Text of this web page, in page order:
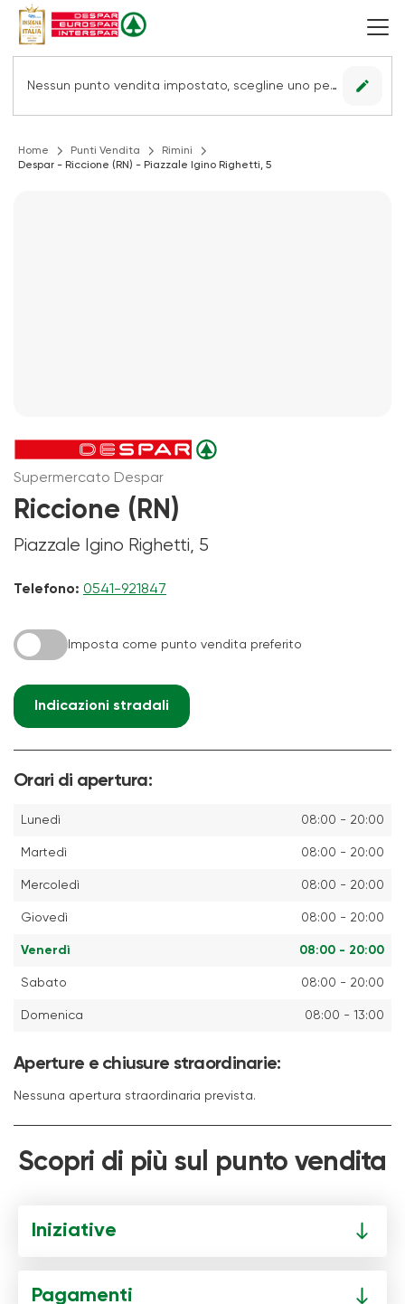
Nessun punto vendita impostato, scegline uno per vedere le offerte. edit
Home Punti Vendita
Rimini
Despar - Riccione (RN) - Piazzale Igino Righetti, 5
Supermercato Despar
Riccione (RN)
Piazzale Igino Righetti, 5
Telefono: 0541-921847
Imposta come punto vendita preferito
Indicazioni stradali
Orari di apertura:
Lunedì 08:00 - 20:00
Martedì 08:00 - 20:00
Mercoledì 08:00 - 20:00
Giovedì 08:00 - 20:00
Venerdì 08:00 - 20:00
Sabato 08:00 - 20:00
Domenica 08:00 - 13:00
Aperture e chiusure straordinarie:
Nessuna apertura straordinaria prevista.
Scopri di più sul punto vendita
Iniziative
Pagamenti